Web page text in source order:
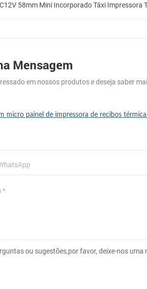
58mm Mini Incorporado Táxi Impressora
Mensagem
em nossos produtos e deseja saber
micro painel de impressora de recibos térmica
ou sugestões,por favor, deixe-nos